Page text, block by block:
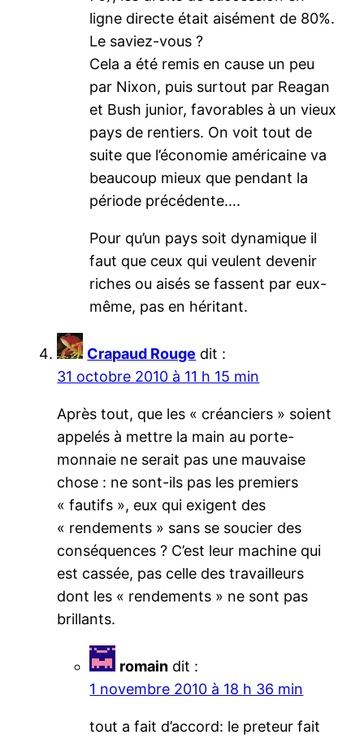
ligne directe était aisément de 80%.
Le saviez-vous ?
Cela a été remis en cause un peu
par Nixon, puis surtout par Reagan
et Bush junior, favorables à un vieux
pays de rentiers. On voit tout de
suite que l’économie américaine va
beaucoup mieux que pendant la
période précédente….
Pour qu’un pays soit dynamique il
faut que ceux qui veulent devenir
riches ou aisés se fassent par eux-
même, pas en héritant.
Crapaud Rouge dit :
31 octobre 2010 à 11 h 15 min
Après tout, que les « créanciers » soient
appelés à mettre la main au porte-
monnaie ne serait pas une mauvaise
chose : ne sont-ils pas les premiers
« fautifs », eux qui exigent des
« rendements » sans se soucier des
conséquences ? C’est leur machine qui
est cassée, pas celle des travailleurs
dont les « rendements » ne sont pas
brillants.
romain dit :
1 novembre 2010 à 18 h 36 min
tout a fait d’accord: le preteur fait